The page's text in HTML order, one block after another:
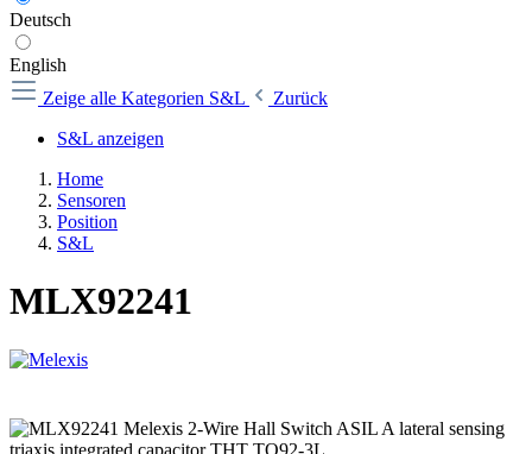
Deutsch
English
Zeige alle Kategorien S&L
Zurück
S&L anzeigen
Home
Sensoren
Position
S&L
MLX92241